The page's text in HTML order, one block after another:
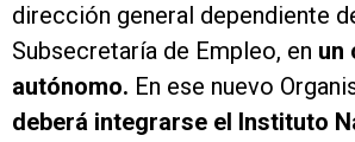
dirección general dependiente
Subsecretaría de Empleo, en un
autónomo. En ese nuevo
deberá integrarse el Instituto